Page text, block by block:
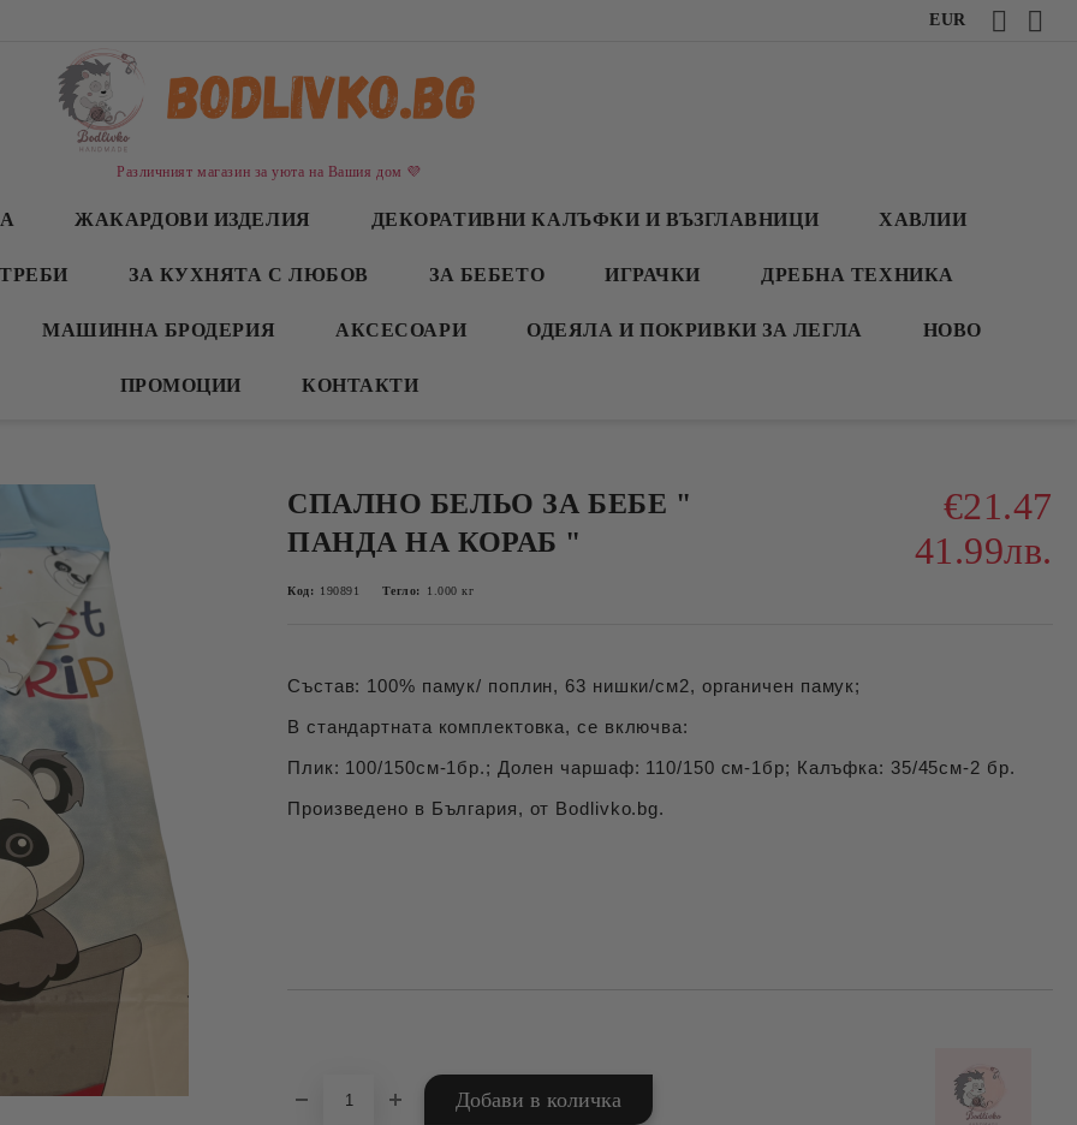
EUR
Различният магазин за уюта на Вашия дом 💜
ЖАКАРДОВИ ИЗДЕЛИЯ ДЕКОРАТИВНИ КАЛЪФКИ И ВЪЗГЛАВНИЦИ ХАВЛИИ
ЗА КУХНЯТА С ЛЮБОВ ЗА БЕБЕТО ИГРАЧКИ ДРЕБНА ТЕХНИКА
МАШИННА БРОДЕРИЯ АКСЕСОАРИ ОДЕЯЛА И ПОКРИВКИ ЗА ЛЕГЛА НОВО
ПРОМОЦИИ КОНТАКТИ
СПАЛНО БЕЛЬО ЗА БЕБЕ "
ПАНДА НА КОРАБ "
€21.47
41.99лв.
Код: 190891 Тегло: 1.000 кг
Състав: 100% памук/ поплин, 63 нишки/см2, органичен памук;
В стандартната комплектовка, се включва:
Плик: 100/150см-1бр.; Долен чаршаф: 110/150 см-1бр; Калъфка: 35/45см-2 бр.
Произведено в България, от Bodlivko.bg.